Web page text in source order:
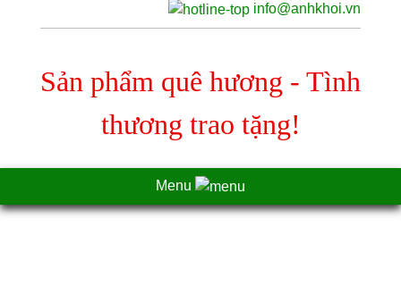
info@anhkhoi.vn
Sản phẩm quê hương - Tình
thương trao tặng!
Menu